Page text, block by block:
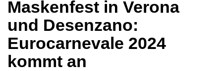
Maskenfest in Verona
und Desenzano:
Eurocarnevale 2024
kommt an